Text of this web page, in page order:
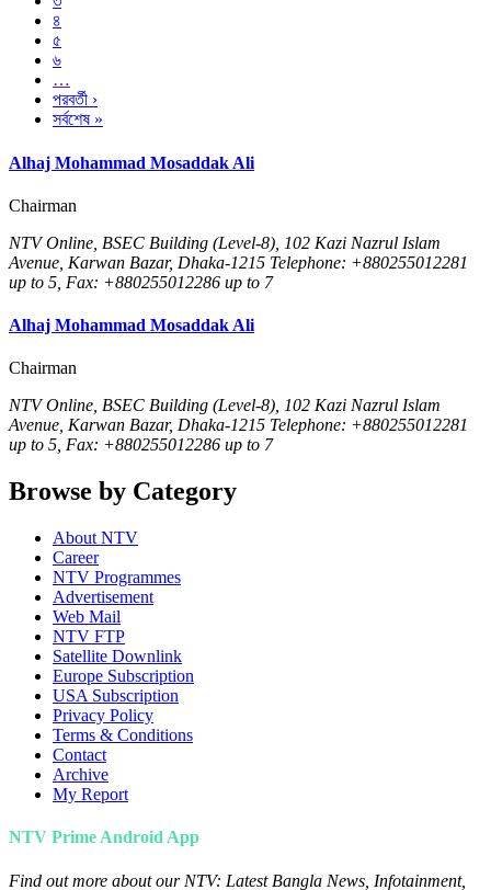
৪
৫
৬
…
পরবর্তী ›
সর্বশেষ »
Alhaj Mohammad Mosaddak Ali
Chairman
NTV Online, BSEC Building (Level-8), 102 Kazi Nazrul Islam
Avenue, Karwan Bazar, Dhaka-1215 Telephone: +880255012281
up to 5, Fax: +880255012286 up to 7
Alhaj Mohammad Mosaddak Ali
Chairman
NTV Online, BSEC Building (Level-8), 102 Kazi Nazrul Islam
Avenue, Karwan Bazar, Dhaka-1215 Telephone: +880255012281
up to 5, Fax: +880255012286 up to 7
Browse by Category
About NTV
Career
NTV Programmes
Advertisement
Web Mail
NTV FTP
Satellite Downlink
Europe Subscription
USA Subscription
Privacy Policy
Terms & Conditions
Contact
Archive
My Report
NTV Prime Android App
Find out more about our NTV: Latest Bangla News, Infotainment,